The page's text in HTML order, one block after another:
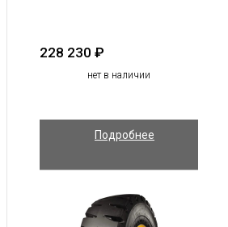
228 230 ₽
нет в наличии
Подробнее